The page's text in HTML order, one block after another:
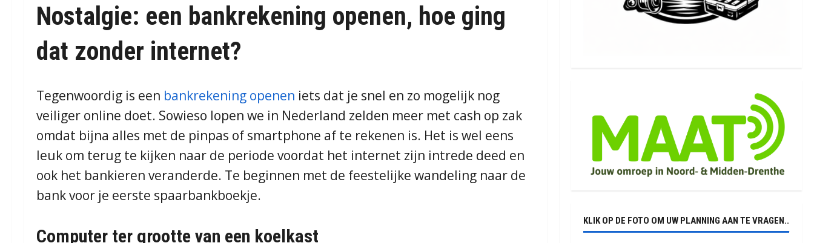
Nostalgie: een bankrekening openen, hoe ging
dat zonder internet?
Tegenwoordig is een bankrekening openen iets dat je snel en zo mogelijk nog
veiliger online doet. Sowieso lopen we in Nederland zelden meer met cash op zak
omdat bijna alles met de pinpas of smartphone af te rekenen is. Het is wel eens
leuk om terug te kijken naar de periode voordat het internet zijn intrede deed en
ook het bankieren veranderde. Te beginnen met de feestelijke wandeling naar de
bank voor je eerste spaarbankboekje.
Computer ter grootte van een koelkast
KLIK OP DE FOTO OM UW PLANNING AAN TE VRAGEN..